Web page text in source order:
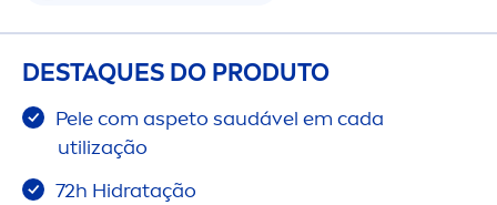
DESTAQUES DO PRODUTO
Pele com aspeto saudável em cada
utilização
72h Hidratação